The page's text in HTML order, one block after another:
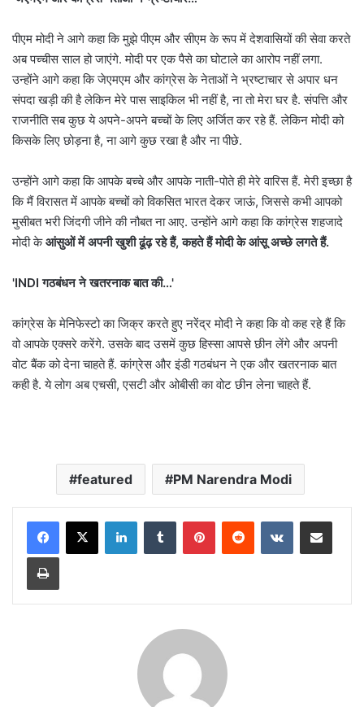
पीएम मोदी ने आगे कहा कि मुझे पीएम और सीएम के रूप में देशवासियों की सेवा करते
अब पच्चीस साल हो जाएंगे. मोदी पर एक पैसे का घोटाले का आरोप नहीं लगा.
उन्होंने आगे कहा कि जेएमएम और कांग्रेस के नेताओं ने भ्रष्टाचार से अपार धन
संपदा खड़ी की है लेकिन मेरे पास साइकिल भी नहीं है, ना तो मेरा घर है. संपत्ति और
राजनीति सब कुछ ये अपने-अपने बच्चों के लिए अर्जित कर रहे हैं. लेकिन मोदी को
किसके लिए छोड़ना है, ना आगे कुछ रखा है और ना पीछे.
उन्होंने आगे कहा कि आपके बच्चे और आपके नाती-पोते ही मेरे वारिस हैं. मेरी इच्छा है
कि मैं विरासत में आपके बच्चों को विकसित भारत देकर जाऊं, जिससे कभी आपको
मुसीबत भरी जिंदगी जीने की नौबत ना आए. उन्होंने आगे कहा कि कांग्रेस शहजादे
मोदी केआंसुओं में अपनी खुशी ढूंढ़ रहे हैं, कहते हैं मोदी के आंसू अच्छे लगते हैं.
'INDI गठबंधन ने खतरनाक बात की…'
कांग्रेस के मेनिफेस्टो का जिक्र करते हुए नरेंद्र मोदी ने कहा कि वो कह रहे हैं कि
वो आपके एक्सरे करेंगे. उसके बाद उसमें कुछ हिस्सा आपसे छीन लेंगे और अपनी
वोट बैंक को देना चाहते हैं. कांग्रेस और इंडी गठबंधन ने एक और खतरनाक बात
कही है. ये लोग अब एचसी, एसटी और ओबीसी का वोट छीन लेना चाहते हैं.
featured PM Narendra Modi
LinkedInTumblr PinterestReddit VKontakteShare via Email
Print